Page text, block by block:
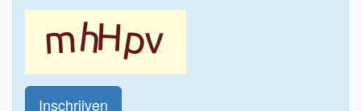
Inschrijven